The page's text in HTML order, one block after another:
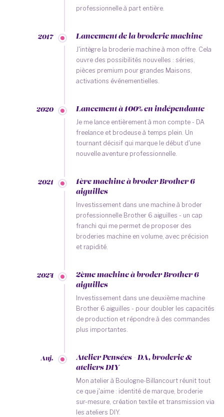
professionnelle à part entière.
2017 Lancement de la broderie machine
J'intègre la broderie machine à mon offre. Cela
ouvre des possibilités nouvelles : séries,
pièces premium pour grandes Maisons,
activations événementielles.
2020 Lancement à 100% en indépendante
Je me lance entièrement à mon compte - DA
freelance et brodeuse à temps plein. Un
tournant décisif qui marque le début d'une
nouvelle aventure professionnelle.
2021
1ère machine à broder Brother 6
aiguilles
Investissement dans une machine à broder
professionnelle Brother 6 aiguilles - un cap
franchi qui me permet de proposer des
broderies machine en volume, avec précision
et rapidité.
2024
2ème machine à broder Brother 6
aiguilles
Investissement dans une deuxième machine
Brother 6 aiguilles - pour doubler les capacités
de production et répondre à des commandes
plus importantes.
Auj.
Atelier Pensées - DA, broderie &
ateliers DIY
Mon atelier à Boulogne-Billancourt réunit tout
ce que j'aime : identité de marque, broderie
sur-mesure, création textile et transmission via
les ateliers DIY.